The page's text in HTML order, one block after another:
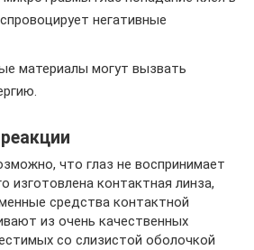
негативные
материалы могут вызвать
что глаз не воспринимает
изготовлена контактная линза,
средства контактной
из очень качественных
со слизистой оболочкой